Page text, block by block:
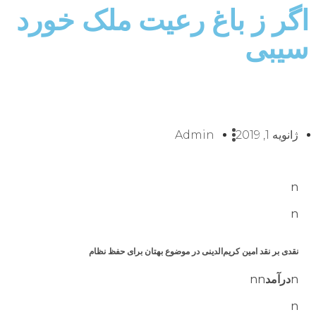
اگر ز باغ رعیت ملک خورد
سیبی
ژانویه 1, 2019 Admin
n
n
نقدی بر نقد امین کریم‌الدینی در موضوع بهتان برای حفظ نظام
nدرآمدnn
n